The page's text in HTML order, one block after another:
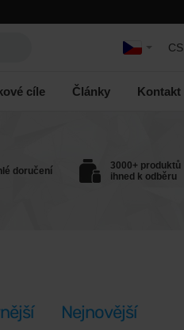
CS
cíle Články Kontakt
doručení
3000+ produktů
ihned k odběru
Nejnovější